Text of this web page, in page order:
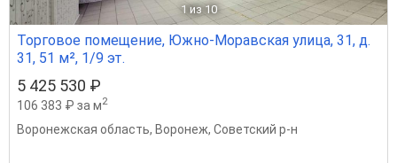
1 из 10
Торговое помещение, Южно-Моравская улица, 31, д.
31, 51 м², 1/9 эт.
5 425 530 ₽
106 383 ₽ за м2
Воронежская область, Воронеж, Советский р-н